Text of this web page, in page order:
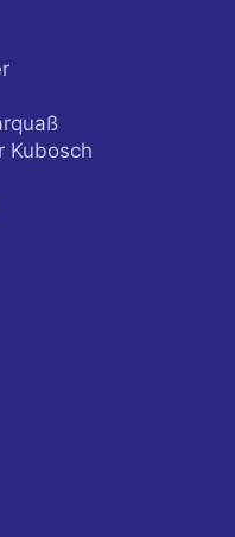
Kubosch